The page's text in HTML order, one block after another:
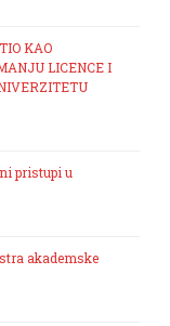
KAO
LICENCE I
pristupi u
akademske